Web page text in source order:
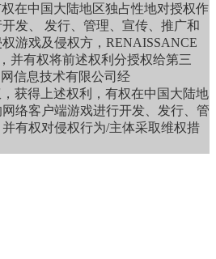
在中国大陆地区独占性地对授权作
发、 发行、管理、宣传、推广和
游戏及侵权方，RENAISSANCE
并有权将前述权利分授权给第三
信息技术有限公司经
获得上述权利，有权在中国大陆地
络客户端游戏进行开发、发行、管
有权对侵权行为/主体采取维权措